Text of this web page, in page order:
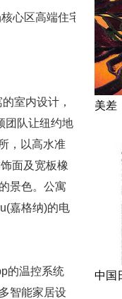
室内设计，
团队让纽约地
，以高水准
面及宽板橡
景色。公寓
嘉格纳)的电
的温控系统
智能家居设
美差
中国